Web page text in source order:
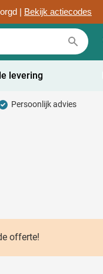
| Bekijk actiecodes
levering
Persoonlijk advies
offerte!